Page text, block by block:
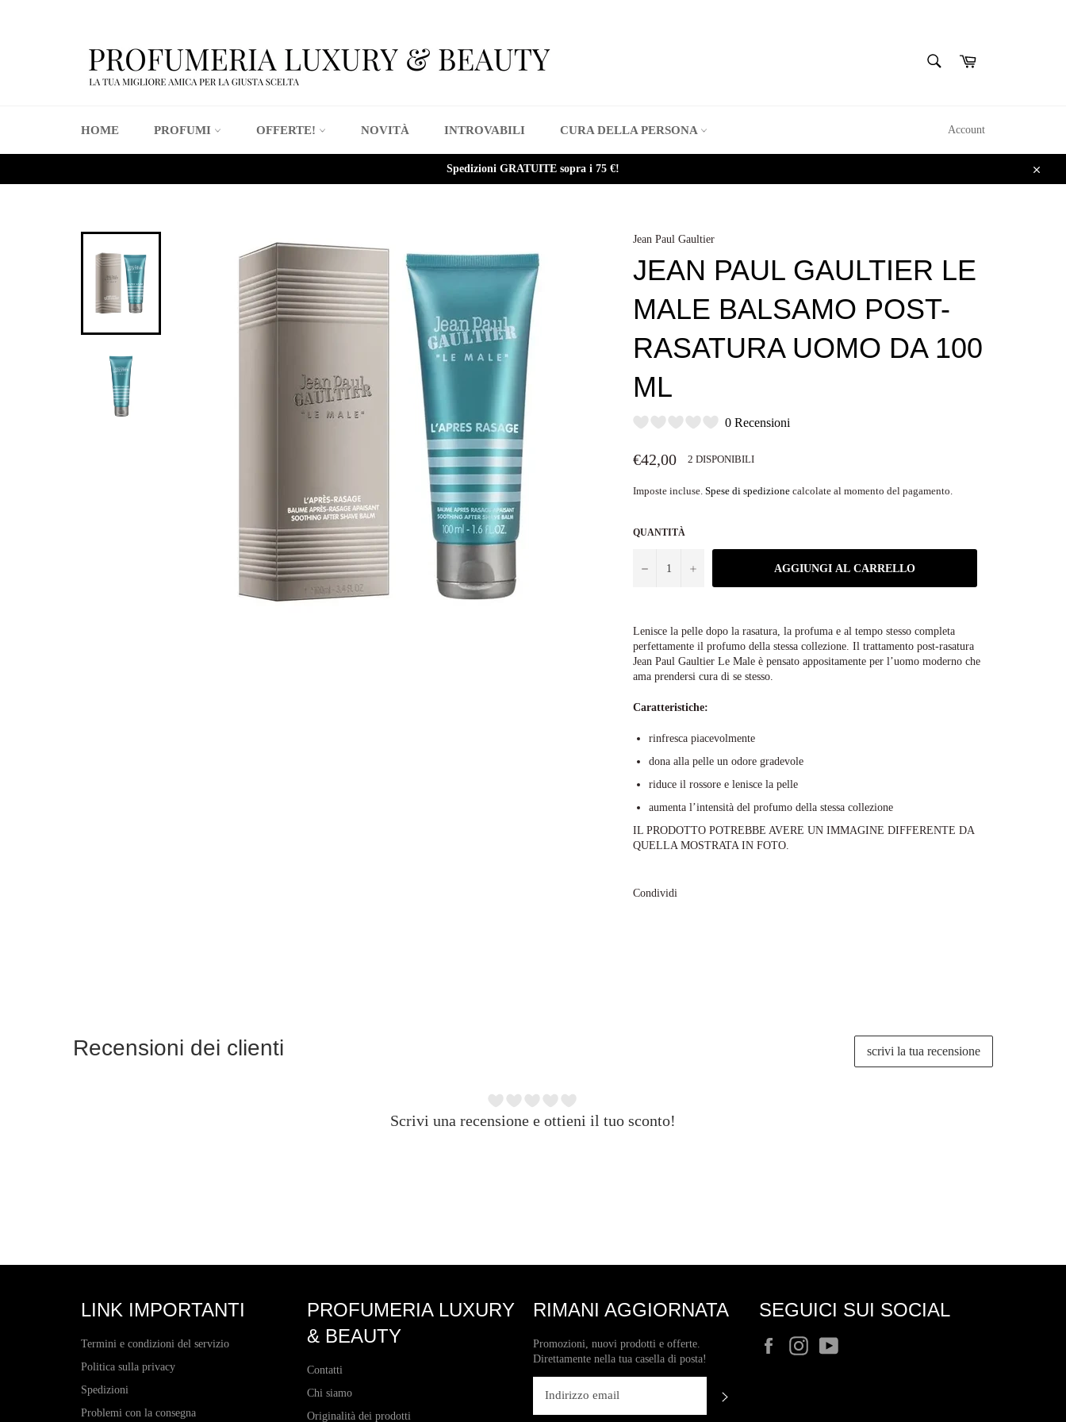
Carrello
HOME PROFUMI OFFERTE! NOVITÀ INTROVABILI CURA DELLA PERSONA Account
Spedizioni GRATUITE sopra i 75 €!
Chiudi
Jean Paul Gaultier
JEAN PAUL GAULTIER LE
MALE BALSAMO POST-
RASATURA UOMO DA 100
ML
0 Recensioni
Prezzo
di
€42,00 2 DISPONIBILI
Imposte incluse. Spese di spedizione calcolate al momento del pagamento.
QUANTITÀ
− + AGGIUNGI AL CARRELLO
Lenisce la pelle dopo la rasatura, la profuma e al tempo stesso completa
perfettamente il profumo della stessa collezione. Il trattamento post-rasatura
Jean Paul Gaultier Le Male è pensato appositamente per l’uomo moderno che
ama prendersi cura di se stesso.
Caratteristiche:
rinfresca piacevolmente
dona alla pelle un odore gradevole
riduce il rossore e lenisce la pelle
aumenta l’intensità del profumo della stessa collezione
IL PRODOTTO POTREBBE AVERE UN IMMAGINE DIFFERENTE DA
QUELLA MOSTRATA IN FOTO.
Condividi
Recensioni dei clienti scrivi la tua recensione
Scrivi una recensione e ottieni il tuo sconto!
LINK IMPORTANTI
Termini e condizioni del servizio
Politica sulla privacy
Spedizioni
Problemi con la consegna
PROFUMERIA LUXURY
& BEAUTY
Contatti
Chi siamo
Originalità dei prodotti
RIMANI AGGIORNATA
Promozioni, nuovi prodotti e offerte.
Direttamente nella tua casella di posta!
SEGUICI SUI SOCIAL
FacebookInstagram